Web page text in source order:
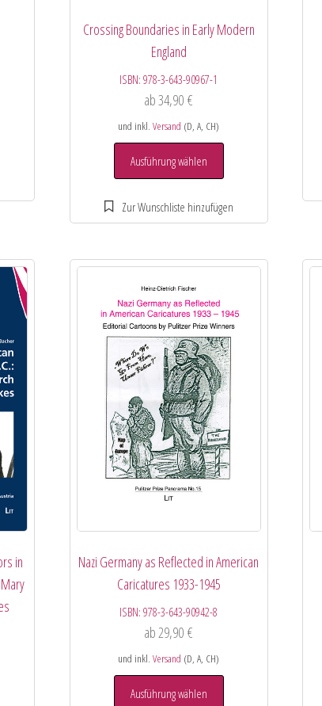
Crossing Boundaries in Early Modern
England
ISBN:978-3-643-90967-1
ab34,90€
und inkl.Versand (D, A, CH)
Ausführung wählen
in
Nazi Germany as Reflected in American
Caricatures 1933-1945
ISBN:978-3-643-90942-8
ab 29,90€
und inkl.Versand (D, A, CH)
Ausführung wählen